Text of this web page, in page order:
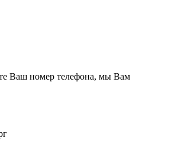
Ваш номер телефона, мы Вам